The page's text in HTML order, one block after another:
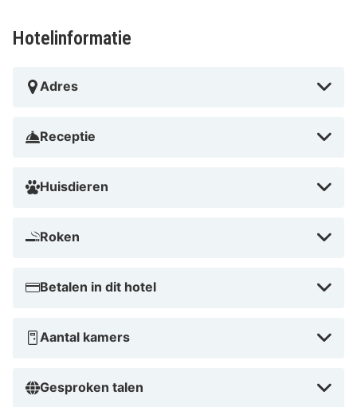
Hotelinformatie
Adres
Receptie
Huisdieren
Roken
Betalen in dit hotel
Aantal kamers
Gesproken talen